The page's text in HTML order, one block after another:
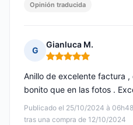
Opinión traducida
G
Gianluca M.
Nota: 5 de 5
Publicado el 25/10/2024 à 06h48
tras una compra de 12/10/2024
Anillo de excelente factura ,
bonito que en las fotos .